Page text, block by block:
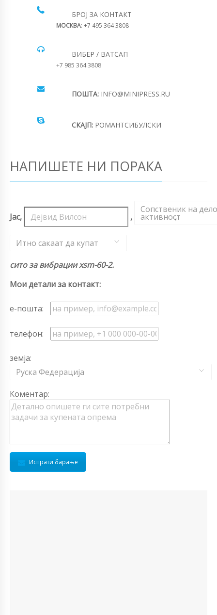
БРОЈ ЗА КОНТАКТ
МОСКВА: +7 495 364 3808
ВИБЕР / ВАТСАП
+7 985 364 3808
ПОШТА: INFO@MINIPRESS.RU
СКАЈП: РОМАНТСИБУЛСКИ
НАПИШЕТЕ НИ ПОРАКА
Јас, ,
Сопственик на
активност
,
Итно сакаат да купат
сито за вибрации xsm-60-2.
Мои детали за контакт:
е-пошта:
телефон:
земја:
Руска Федерација
Коментар:
Испрати барање